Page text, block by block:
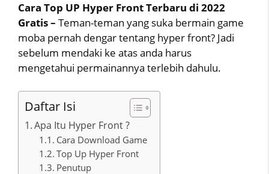
Cara Top UP Hyper Front Terbaru di 2022
Gratis – Teman-teman yang suka bermain game
moba pernah dengar tentang hyper front? Jadi
sebelum mendaki ke atas anda harus
mengetahui permainannya terlebih dahulu.
Daftar Isi
Apa Itu Hyper Front ?
Cara Download Game
Top Up Hyper Front
Penutup